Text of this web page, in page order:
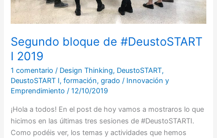
Segundo bloque de #DeustoSTART
I 2019
1 comentario / Design Thinking, DeustoSTART,
DeustoSTART I,formación,grado / Innovación y
Emprendimiento/12/10/2019
¡Hola a todos! En el post de hoy vamos a mostraros lo que
hicimos en las últimas tres sesiones de #DeustoSTARTI.
Como podéis ver, los temas y actividades que hemos